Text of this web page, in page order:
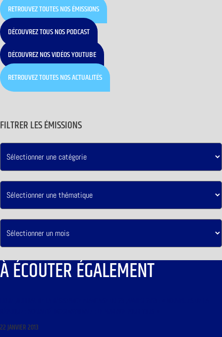
RETROUVEZ TOUTES NOS ÉMISSIONS
DÉCOUVREZ TOUS NOS PODCAST
DÉCOUVREZ NOS VIDÉOS YOUTUBE
RETROUVEZ TOUTES NOS ACTUALITÉS
FILTRER LES ÉMISSIONS
À ÉCOUTER ÉGALEMENT
22 JANVIER 2013